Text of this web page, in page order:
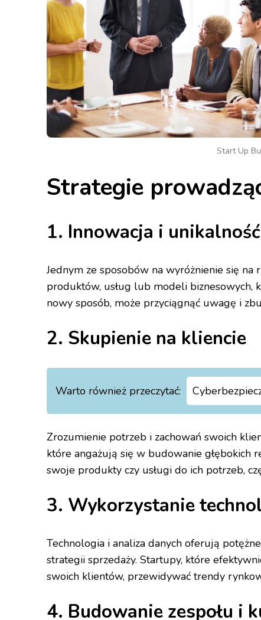
Start Up
Strategie
1. Innowacja i unikalność
Jednym ze sposobów na wyróżnienie się
produktów, usług lub modeli
nowy sposób, może przyciągnąć uwagę i
2. Skupienie na kliencie
Warto również przeczytać:
Zrozumienie potrzeb i zachowań swoich
które angażują się w budowanie głębokich
swoje produkty czy usługi do ich potrzeb,
3. Wykorzystanie
Technologia i analiza danych oferują
strategii sprzedaży. Startupy, które
swoich klientów, przewidywać trendy
4. Budowanie zespołu i